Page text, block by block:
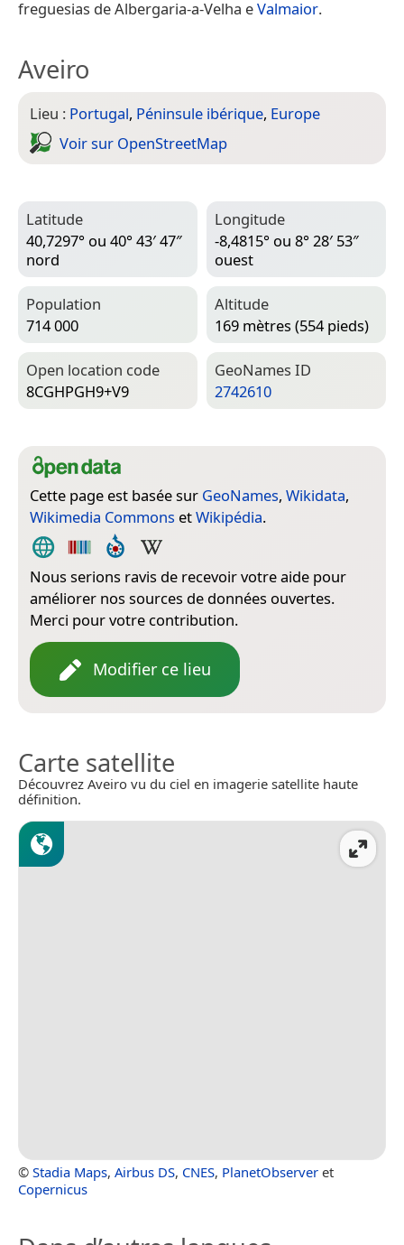
freguesias de Albergaria-a-Velha eValmaior.
Aveiro
Lieu : Portugal, Péninsule ibérique, Europe
Voir sur Open­Street­Map
Latitude
40,7297° ou 40° 43′ 47″
nord
Longitude
-8,4815° ou 8° 28′ 53″
ouest
Population
714 000
Altitude
169 mètres (554 pieds)
Open location code
8CGHPGH9+V9
Geo­Names ID
2742610
Cette page est basée sur GeoNames, Wikidata,
Wikimedia Commons etWikipédia.
Nous serions ravis de recevoir votre aide pour
améliorer nos sources de données ouvertes.
Merci pour votre contribution.
Modifier ce lieu
Carte satellite
Découvrez Aveiro vu du ciel en imagerie satellite haute
définition.
© Stadia Maps, Airbus DS, CNES, PlanetObserver et
Copernicus